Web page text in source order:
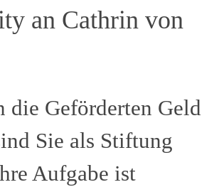
an Cathrin von
die Geförderten Geld
Sie als Stiftung
Aufgabe ist